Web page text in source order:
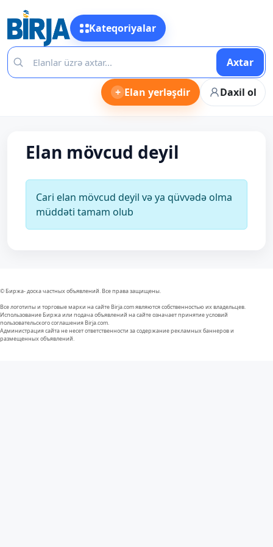
Kateqoriyalar
Axtar
+ Elan yerləşdir Daxil ol
Elan mövcud deyil
Cari elan mövcud deyil və ya qüvvədə olma
müddəti tamam olub
© Биржа- доска частных объявлений. Все права защищены.
Все логотипы и торговые марки на сайте Birja.com являются собственностью их владельцев.
Использование Биржа или подача объявлений на сайте означает принятие условий
пользовательского соглашения Birja.com.
Администрация сайта не несет ответственности за содержание рекламных баннеров и
размещенных объявлений.